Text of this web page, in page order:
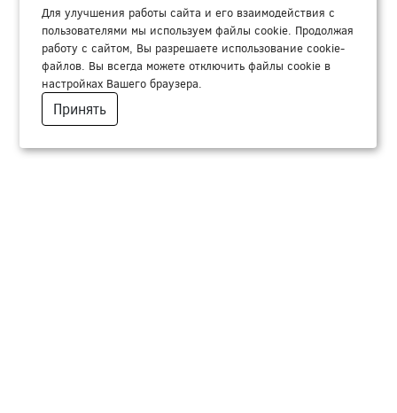
Для улучшения работы сайта и его взаимодействия с
пользователями мы используем файлы cookie. Продолжая
работу с сайтом, Вы разрешаете использование cookie-
файлов. Вы всегда можете отключить файлы cookie в
настройках Вашего браузера.
Принять